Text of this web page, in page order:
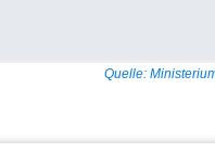
Quelle: